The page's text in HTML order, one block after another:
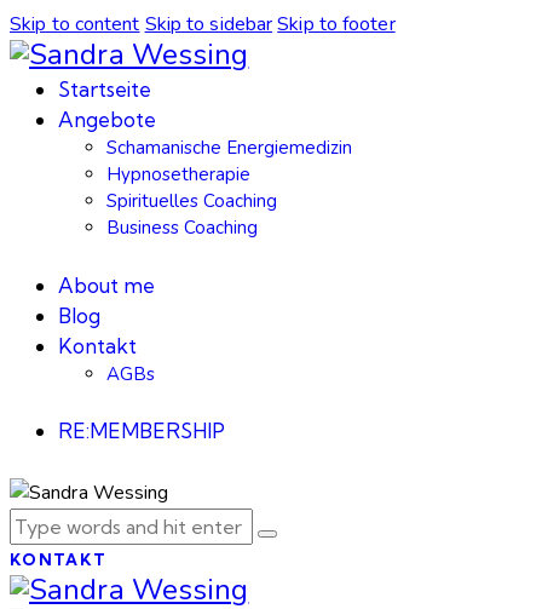
Skip to content Skip to sidebarSkip to footer
Startseite
Angebote
Schamanische Energiemedizin
Hypnosetherapie
Spirituelles Coaching
Business Coaching
About me
Blog
Kontakt
AGBs
RE:MEMBERSHIP
KONTAKT